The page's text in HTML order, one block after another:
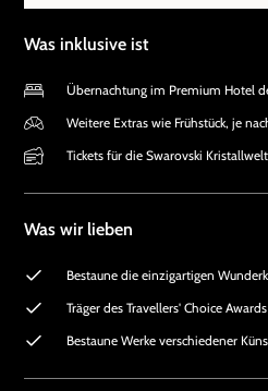
Was inklusive ist
Übernachtung im Premium Hotel
Weitere Extras wie Frühstück, je
Tickets für die Swarovski
Was wir lieben
Bestaune die einzigartigen
Träger des Travellers' Choice Awards
Bestaune Werke verschiedener